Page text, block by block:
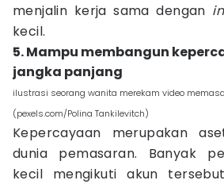
menjalin kerja sama dengan
kecil.
5. Mampu membangun
jangka panjang
ilustrasi seorang wanita merekam video
(pexels.com/Polina Tankilevitch)
Kepercayaan merupakan
dunia pemasaran. Banyak
kecil mengikuti akun